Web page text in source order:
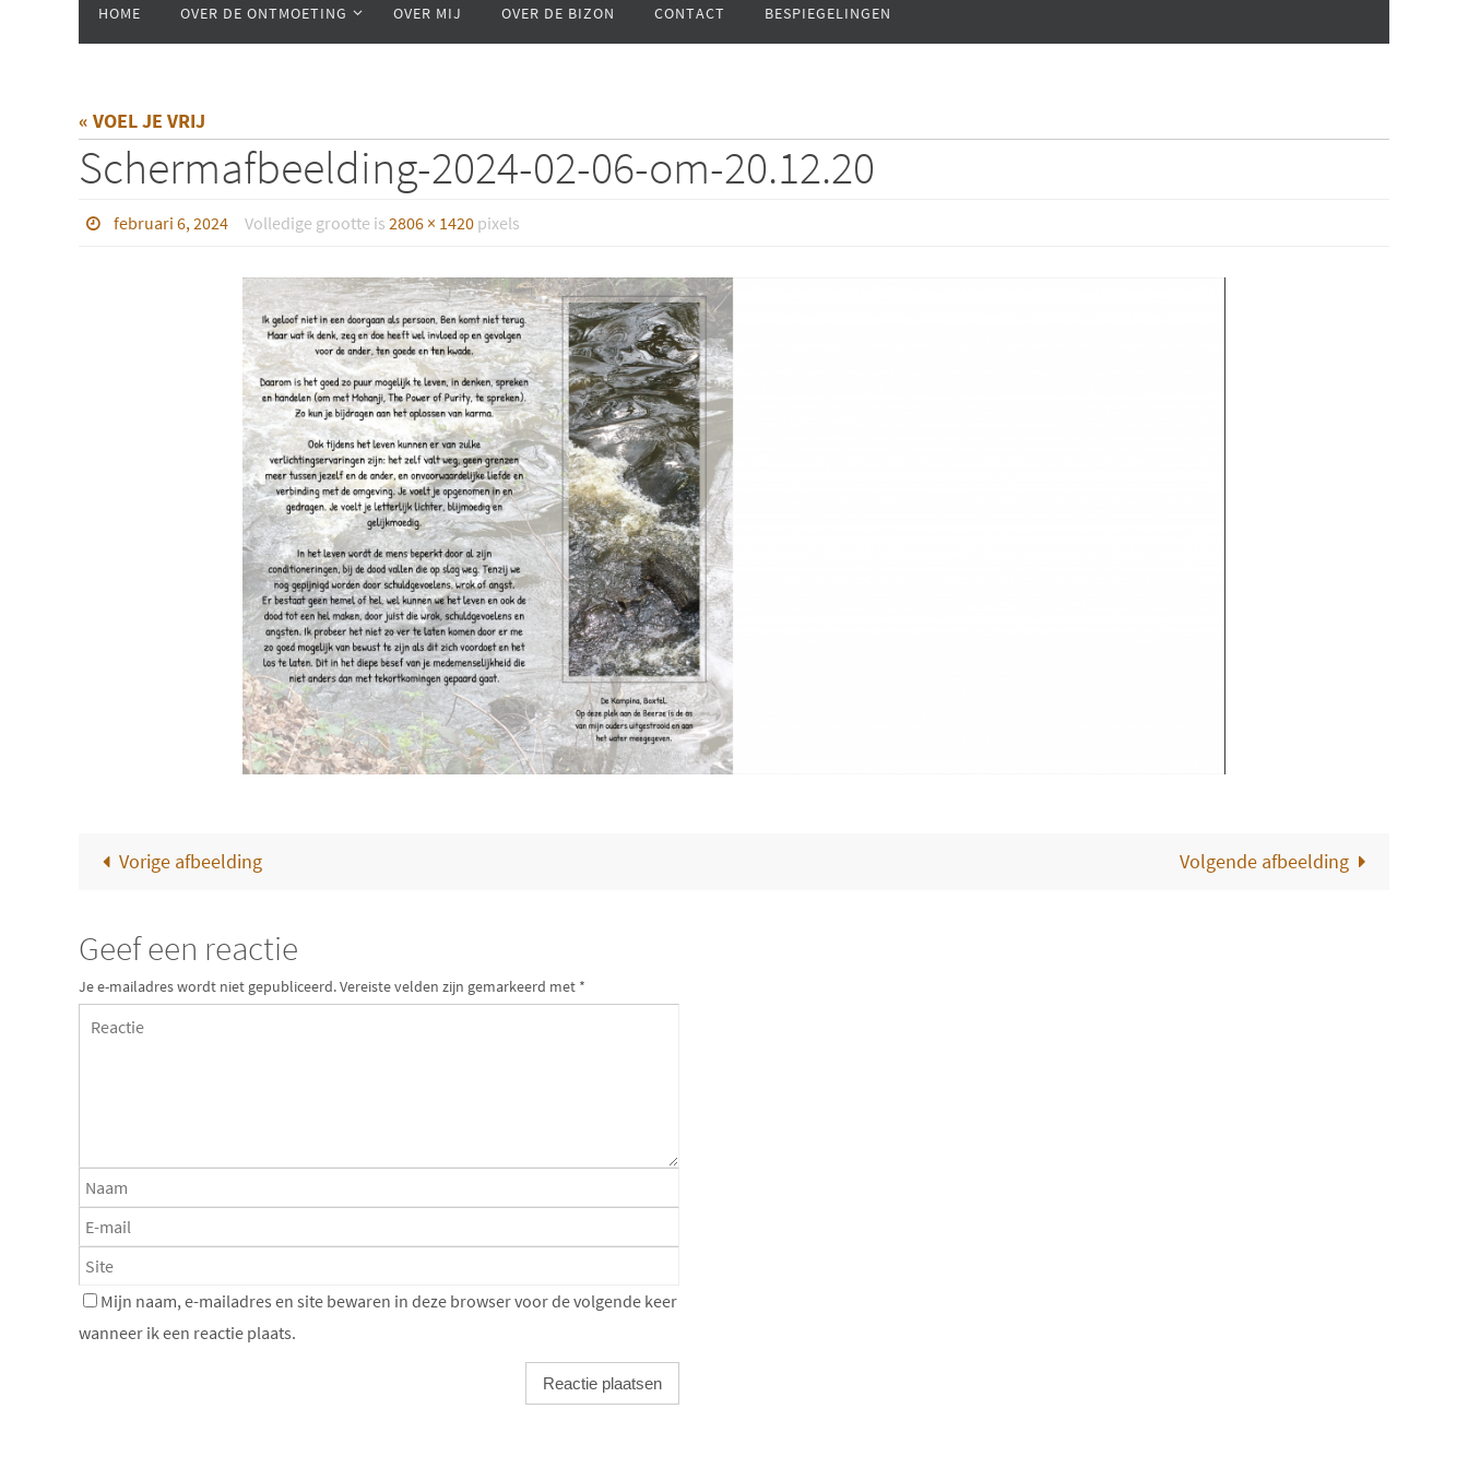
naar
de
HOME OVER DE ONTMOETING OVER MIJ OVER DE BIZON CONTACT BESPIEGELINGEN
« VOEL JE VRIJ
Scherm­afbeelding-2024-02-06-om-20.12.20
februari 6, 2024 Volledige grootte is 2806 × 1420pixels
Vorige afbeelding Volgende afbeelding
Geef een reactie
Je e-mailadres wordt niet gepubliceerd.Vereiste velden zijn gemarkeerd met *
Mijn naam, e-mailadres en site bewaren in deze browser voor de volgende keer
wanneer ik een reactie plaats.